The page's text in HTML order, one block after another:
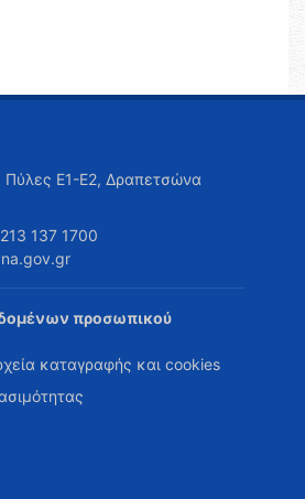
Πύλες Ε1-Ε2, Δραπετσώνα
137 1700
προσωπικού
καταγραφής και cookies